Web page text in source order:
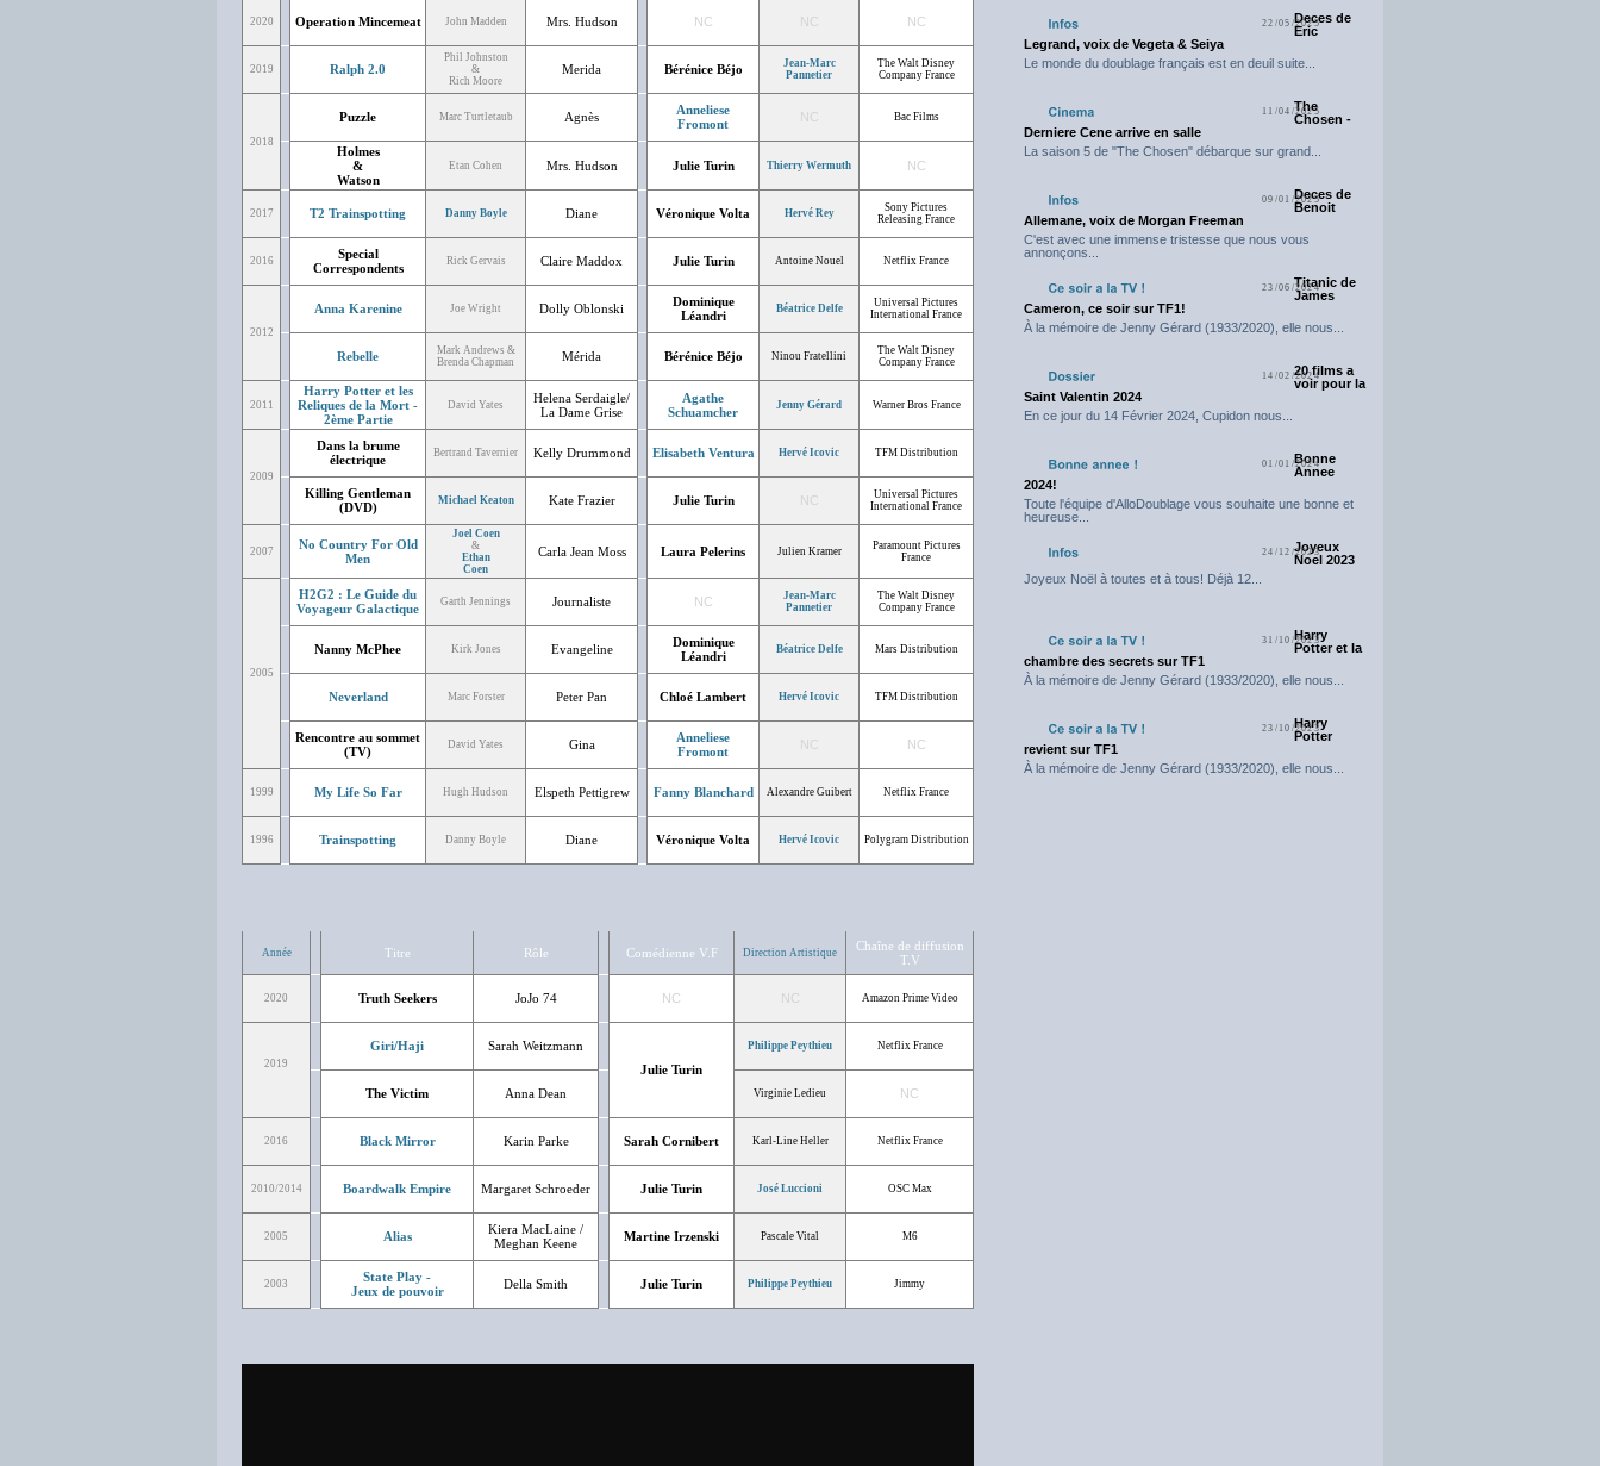
2020 Operation Mincemeat John Madden Mrs. Hudson NC NC NC
2019 Ralph 2.0
Phil Johnston
&
Rich Moore
Merida Bérénice Béjo
Jean-Marc
Pannetier
The Walt Disney
Company France
2018
Puzzle Marc Turtletaub Agnès
Anneliese
Fromont
NC Bac Films
Holmes
&
Watson
Etan Cohen Mrs. Hudson Julie Turin Thierry Wermuth NC
2017 T2 Trainspotting Danny Boyle Diane Véronique Volta Hervé Rey
Sony Pictures
Releasing France
2016
Special
Correspondents
Rick Gervais Claire Maddox Julie Turin Antoine Nouel Netflix France
2012
Anna Karenine Joe Wright Dolly Oblonski
Dominique
Léandri
Béatrice Delfe
Universal Pictures
International France
Rebelle
Mark Andrews &
Brenda Chapman
Mérida Bérénice Béjo Ninou Fratellini
The Walt Disney
Company France
2011
Harry Potter et les
Reliques de la Mort -
2ème Partie
David Yates
Helena Serdaigle/
La Dame Grise
Agathe
Schuamcher
Jenny Gérard Warner Bros France
2009
Dans la brume
électrique
Bertrand Tavernier Kelly Drummond Elisabeth Ventura Hervé Icovic TFM Distribution
Killing Gentleman
(DVD)
Michael Keaton Kate Frazier Julie Turin NC
Universal Pictures
International France
2007
No Country For Old
Men
Joel Coen
&
Ethan
Coen
Carla Jean Moss Laura Pelerins Julien Kramer
Paramount Pictures
France
2005
H2G2 : Le Guide du
Voyageur Galactique
Garth Jennings Journaliste NC
Jean-Marc
Pannetier
The Walt Disney
Company France
Nanny McPhee Kirk Jones Evangeline
Dominique
Léandri
Béatrice Delfe Mars Distribution
Neverland Marc Forster Peter Pan Chloé Lambert Hervé Icovic TFM Distribution
Rencontre au sommet
(TV)
David Yates Gina
Anneliese
Fromont
NC NC
1999 My Life So Far Hugh Hudson Elspeth Pettigrew Fanny Blanchard Alexandre Guibert Netflix France
1996 Trainspotting Danny Boyle Diane Véronique Volta Hervé Icovic Polygram Distribution
Année Titre Rôle Comédienne V.F Direction Artistique
Chaîne de diffusion
T.V
2020 Truth Seekers JoJo 74 NC NC Amazon Prime Video
2019
Giri/Haji
Sarah Weitzmann
Julie Turin
Philippe Peythieu Netflix France
The Victim Anna Dean Virginie Ledieu NC
2016 Black Mirror Karin Parke Sarah Cornibert Karl-Line Heller Netflix France
2010/2014 Boardwalk Empire Margaret Schroeder Julie Turin José Luccioni OSC Max
2005 Alias
Kiera MacLaine /
Meghan Keene
Martine Irzenski Pascale Vital M6
2003
State Play -
Jeux de pouvoir
Della Smith Julie Turin Philippe Peythieu Jimmy
22/05/2025Deces de
Eric
Legrand, voix de Vegeta & Seiya
Le monde du doublage français est en deuil suite...
11/04/2025
The
Chosen -
Derniere Cene arrive en salle
La saison 5 de "The Chosen" débarque sur grand...
09/01/2025Deces de
Benoit
Allemane, voix de Morgan Freeman
C'est avec une immense tristesse que nous vous
annonçons...
23/06/2024Titanic de
James
Cameron, ce soir sur TF1!
À la mémoire de Jenny Gérard (1933/2020), elle nous...
14/02/202420 films a
voir pour la
Saint Valentin 2024
En ce jour du 14 Février 2024, Cupidon nous...
01/01/2024
Bonne
Annee
2024!
Toute l'équipe d'AlloDoublage vous souhaite une bonne et
heureuse...
24/12/2023
Joyeux
Noel 2023
Joyeux Noël à toutes et à tous! Déjà 12...
31/10/2023
Harry
Potter et la
chambre des secrets sur TF1
À la mémoire de Jenny Gérard (1933/2020), elle nous...
23/10/2023
Harry
Potter
revient sur TF1
À la mémoire de Jenny Gérard (1933/2020), elle nous...